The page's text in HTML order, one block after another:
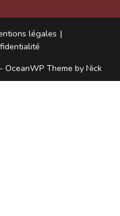
légales
Theme by Nick